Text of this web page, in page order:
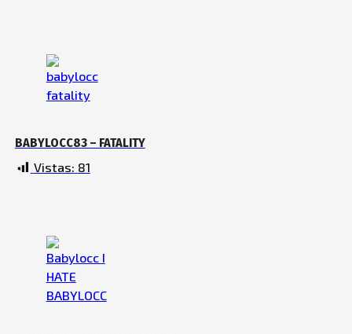
BABYLOCC83 – FATALITY
Vistas: 81